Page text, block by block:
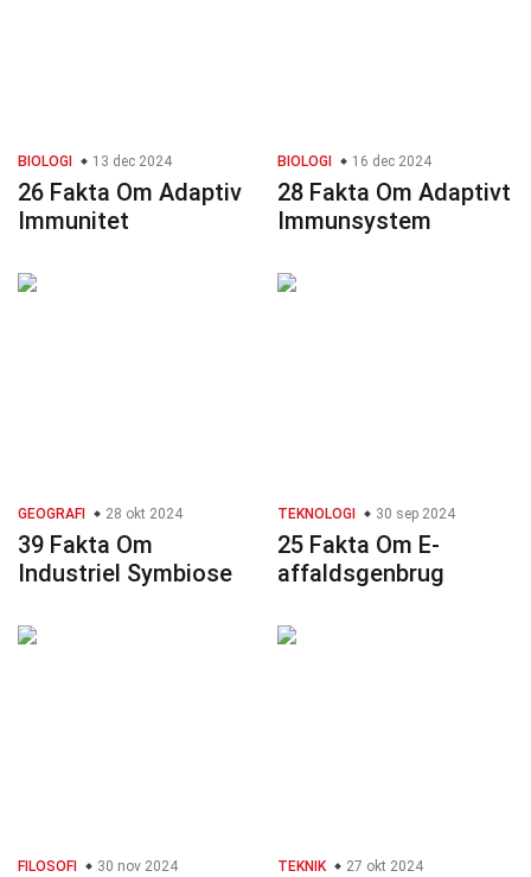
BIOLOGI 13 dec 2024
26 Fakta Om Adaptiv
Immunitet
BIOLOGI 16 dec 2024
28 Fakta Om Adaptivt
Immunsystem
GEOGRAFI 28 okt 2024
39 Fakta Om
Industriel Symbiose
TEKNOLOGI 30 sep 2024
25 Fakta Om E-
affaldsgenbrug
FILOSOFI 30 nov 2024 TEKNIK 27 okt 2024